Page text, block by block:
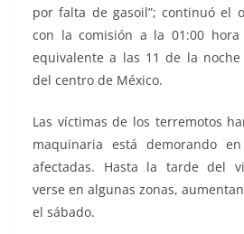
por falta de gasoil”; continuó el
con la comisión a la 01:00
equivalente a las 11 de la
del centro de México.
Las víctimas de los terremotos
maquinaria está demorando
afectadas. Hasta la tarde del
verse en algunas zonas,
el sábado.